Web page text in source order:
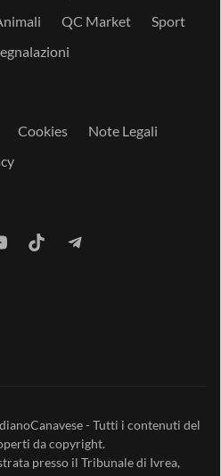
QC Market
Sport
Cookies
Note Legali
- Tutti i contenuti del
da copyright.
presso il Tribunale di Ivrea,